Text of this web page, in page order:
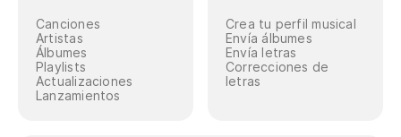
Canciones
Artistas
Álbumes
Playlists
Actualizaciones
Lanzamientos
Crea tu perfil musical
Envía álbumes
Envía letras
Correcciones de
letras